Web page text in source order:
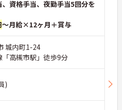
、資格手当、夜勤手当5回分を
～月給×12ヶ月＋賞与
城内町1-24
「高槻市駅」徒歩9分
)